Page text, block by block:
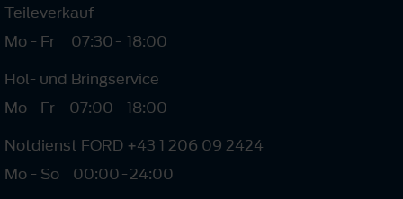
Teileverkauf
Mo - Fr
07:30- 18:00
Hol- und Bringservice
Mo - Fr
07:00- 18:00
Notdienst FORD +43 1 206 09 2424
Mo - So
00:00-24:00